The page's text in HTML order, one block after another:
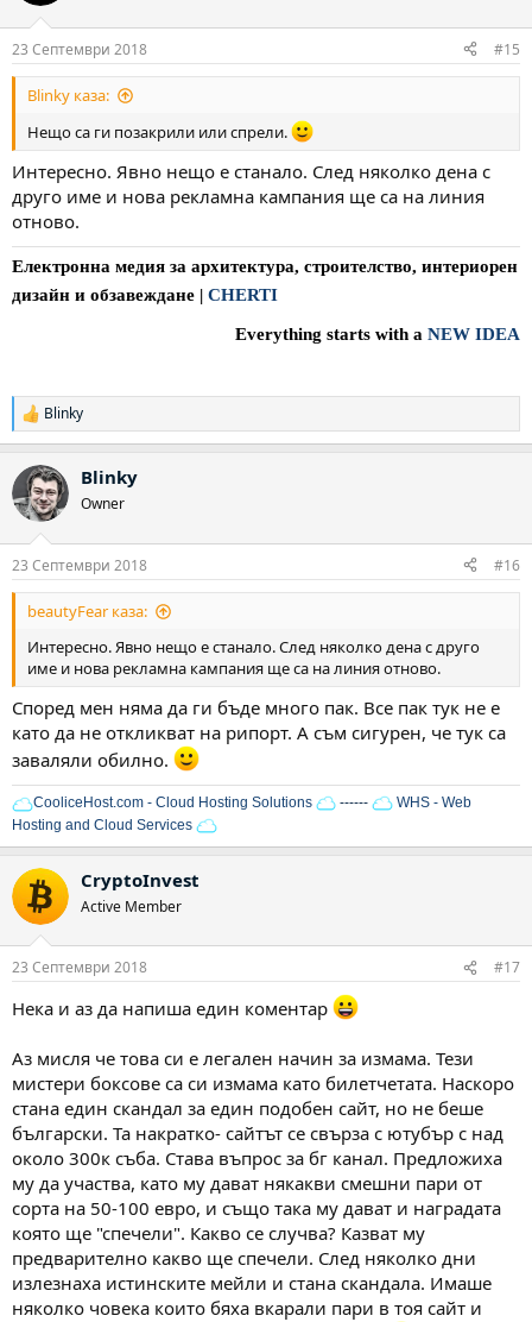
23 Септември 2018 #15
Blinky каза:
Нещо са ги позакрили или спрели.
Интересно. Явно нещо е станало. След няколко дена с
друго име и нова рекламна кампания ще са на линия
отново.
Електронна медия за архитектура, строителство, интериорен
дизайн и обзавеждане | CHERTI
Everything starts with a NEW IDEA
Р
е
к
ц
и
Blinky
Blinky
Owner
23 Септември 2018 #16
beautyFear каза:
Интересно. Явно нещо е станало. След няколко дена с друго
име и нова рекламна кампания ще са на линия отново.
Според мен няма да ги бъде много пак. Все пак тук не е
като да не откликват на рипорт. А съм сигурен, че тук са
заваляли обилно.
CooliceHost.com - Cloud Hosting Solutions ------
WHS - Web
Hosting and Cloud Services
CryptoInvest
Active Member
23 Септември 2018 #17
Нека и аз да напиша един коментар
Аз мисля че това си е легален начин за измама. Тези
мистери боксове са си измама като билетчетата. Наскоро
стана един скандал за един подобен сайт, но не беше
български. Та накратко- сайтът се свърза с ютубър с над
около 300к съба. Става въпрос за бг канал. Предложиха
му да участва, като му дават някакви смешни пари от
сорта на 50-100 евро, и също така му дават и наградата
която ще "спечели". Какво се случва? Казват му
предварително какво ще спечели. След няколко дни
излезнаха истинските мейли и стана скандала. Имаше
няколко човека които бяха вкарали пари в тоя сайт и